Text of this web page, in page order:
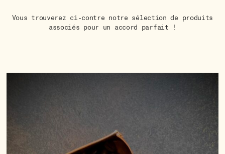
Vous trouverez ci-contre notre sélection de produits
associés pour un accord parfait !